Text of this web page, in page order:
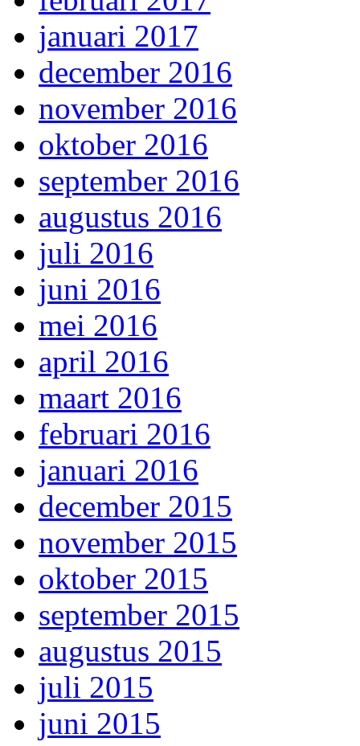
januari 2017
december 2016
november 2016
oktober 2016
september 2016
augustus 2016
juli 2016
juni 2016
mei 2016
april 2016
maart 2016
februari 2016
januari 2016
december 2015
november 2015
oktober 2015
september 2015
augustus 2015
juli 2015
juni 2015